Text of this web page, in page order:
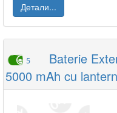
Детали...
5
Baterie
5000 mAh cu